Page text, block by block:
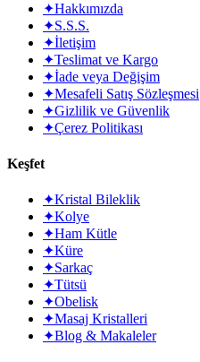
✦Hakkımızda
✦S.S.S.
✦İletişim
✦Teslimat ve Kargo
✦İade veya Değişim
✦Mesafeli Satış Sözleşmesi
✦Gizlilik ve Güvenlik
✦Çerez Politikası
Keşfet
✦Kristal Bileklik
✦Kolye
✦Ham Kütle
✦Küre
✦Sarkaç
✦Tütsü
✦Obelisk
✦Masaj Kristalleri
✦Blog & Makaleler